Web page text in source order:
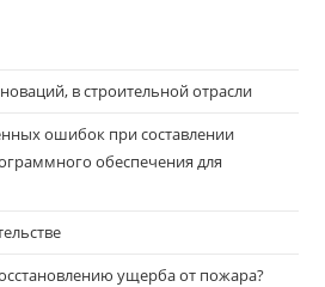
в строительной отрасли
ошибок при составлении
обеспечения для
ущерба от пожара?